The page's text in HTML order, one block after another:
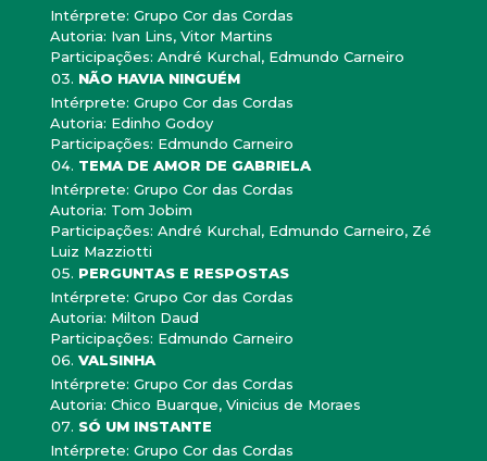
Intérprete: Grupo Cor das Cordas
Autoria: Ivan Lins, Vitor Martins
Participações: André Kurchal, Edmundo Carneiro
NÃO HAVIA NINGUÉM
Intérprete: Grupo Cor das Cordas
Autoria: Edinho Godoy
Participações: Edmundo Carneiro
TEMA DE AMOR DE GABRIELA
Intérprete: Grupo Cor das Cordas
Autoria: Tom Jobim
Participações: André Kurchal, Edmundo Carneiro, Zé
Luiz Mazziotti
PERGUNTAS E RESPOSTAS
Intérprete: Grupo Cor das Cordas
Autoria: Milton Daud
Participações: Edmundo Carneiro
VALSINHA
Intérprete: Grupo Cor das Cordas
Autoria: Chico Buarque, Vinicius de Moraes
SÓ UM INSTANTE
Intérprete: Grupo Cor das Cordas